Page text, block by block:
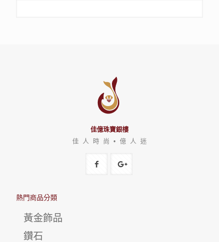
佳億珠寶銀樓
佳 人 時 尚 • 億 人 迷
熱門商品分類
黃金飾品
鑽石